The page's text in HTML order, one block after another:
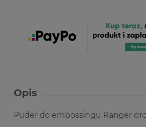
Opis
Puder do embossingu Ranger